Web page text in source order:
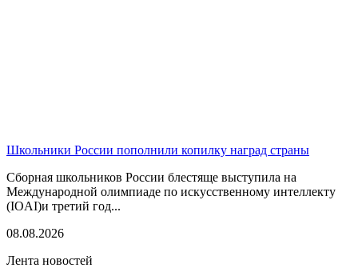
Школьники России пополнили копилку наград страны
Сборная школьников России блестяще выступила на
Международной олимпиаде по искусственному интеллекту
(IOAI)и третий год...
08.08.2026
Лента новостей